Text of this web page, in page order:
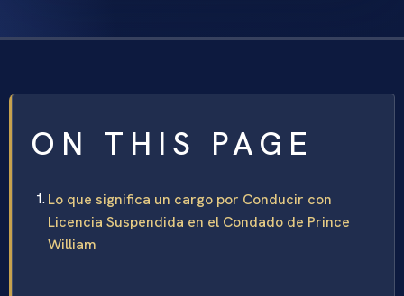
ON THIS PAGE
Lo que significa un cargo por Conducir con
Licencia Suspendida en el Condado de Prince
William